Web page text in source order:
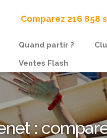
Comparez 216 858
Quand partir ?
Ventes Flash
: